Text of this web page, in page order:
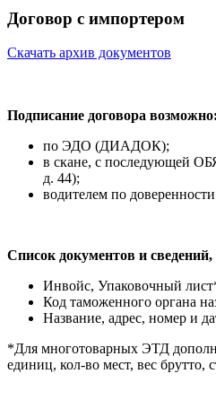
Договор с импортером
Cкачать архив документов
Подписание договора возможно:
по ЭДО (ДИАДОК);
в скане, с последующей
д. 44);
водителем по
Список документов и
Инвойс, Упаковочный
Код таможенного органа
Название, адрес, номер и
*Для многотоварных ЭТД
единиц, кол-во мест, вес брутто,